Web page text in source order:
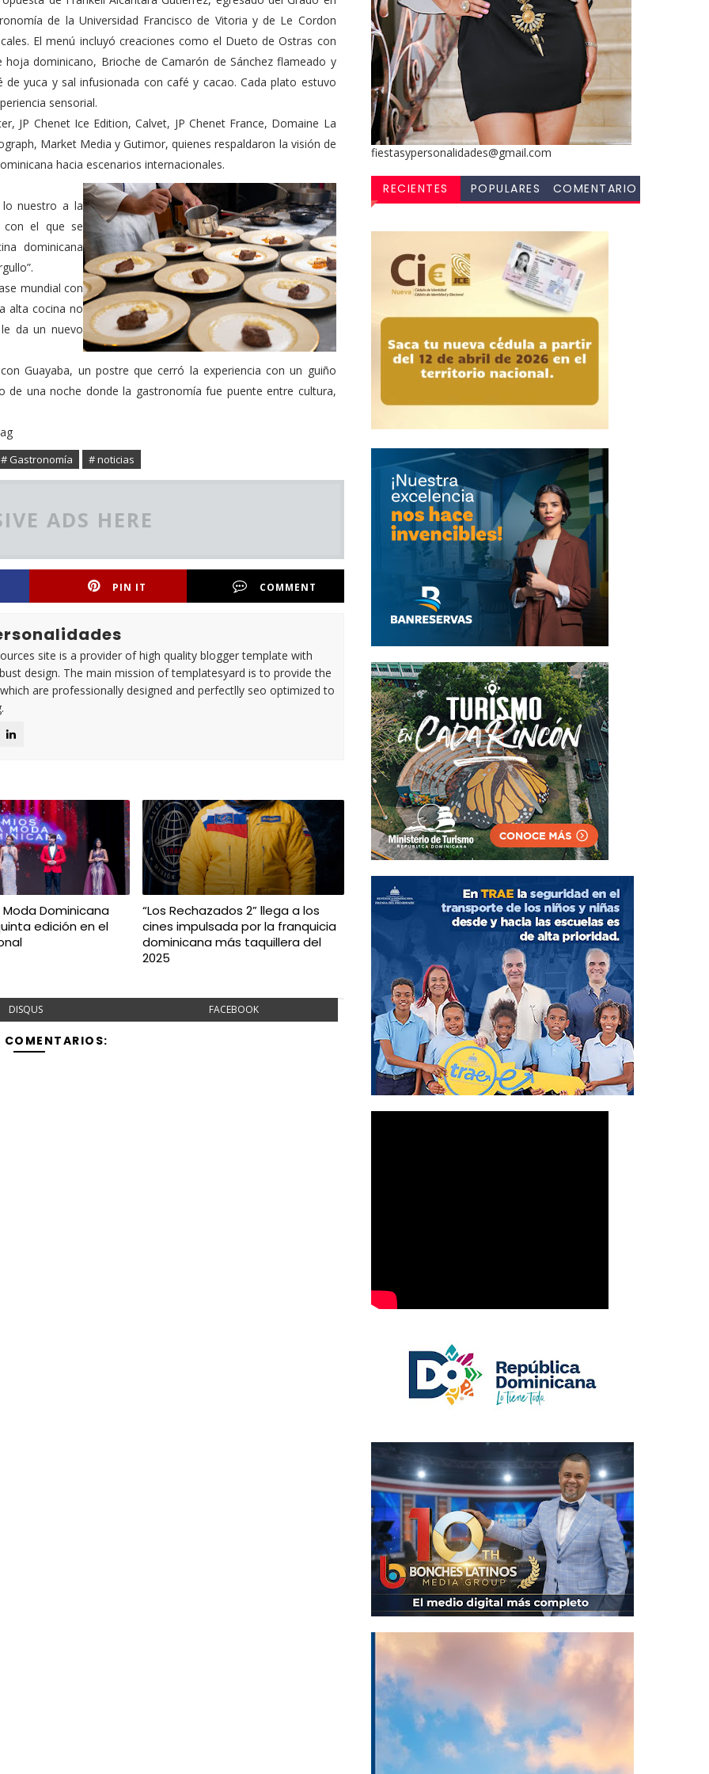
de la Universidad Francisco de Vitoria y de Le Cordon
El menú incluyó creaciones como el Dueto de Ostras con
dominicano, Brioche de Camarón de Sánchez flameado y
yuca y sal infusionada con café y cacao. Cada plato estuvo
sensorial.
JP Chenet Ice Edition, Calvet, JP Chenet France, Domaine La
Market Media y Gutimor, quienes respaldaron la visión de
hacia escenarios internacionales.
lo nuestro a la
con el que se
dominicana
mundial con
alta cocina no
da un nuevo
Guayaba, un postre que cerró la experiencia con un guiño
de una noche donde la gastronomía fue puente entre cultura,
# Gastronomía # noticias
ADS HERE
PIN IT COMMENT
site is a provider of high quality blogger template with
design. The main mission of templatesyard is to provide the
are professionally designed and perfectlly seo optimized to
Dominicana
edición en el
“Los Rechazados 2” llega a los
cines impulsada por la franquicia
dominicana más taquillera del
2025
DISQUS FACEBOOK
COMENTARIOS:
fiestasypersonalidades@gmail.com
RECIENTES POPULARES
COMENTARIO